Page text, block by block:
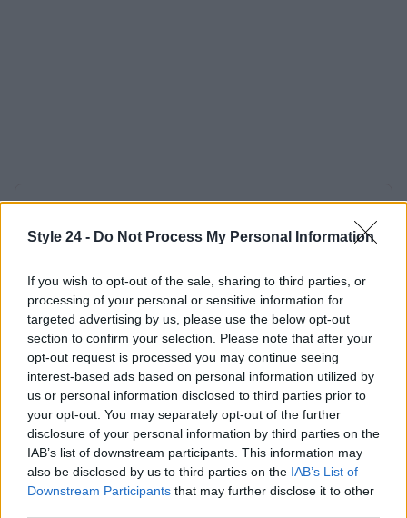
Style 24 - Do Not Process My Personal Information
If you wish to opt-out of the sale, sharing to third parties, or
processing of your personal or sensitive information for
targeted advertising by us, please use the below opt-out
section to confirm your selection. Please note that after your
opt-out request is processed you may continue seeing
interest-based ads based on personal information utilized by
us or personal information disclosed to third parties prior to
your opt-out. You may separately opt-out of the further
disclosure of your personal information by third parties on the
IAB’s list of downstream participants. This information may
also be disclosed by us to third parties on the IAB’s List of
Downstream Participants that may further disclose it to other
Staff